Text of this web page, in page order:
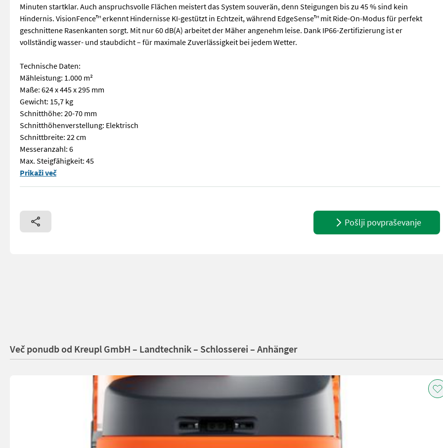
Minuten startklar. Auch anspruchsvolle Flächen meistert das System souverän, denn Steigungen bis zu 45 % sind kein
Hindernis. VisionFence™ erkennt Hindernisse KI-gestützt in Echtzeit, während EdgeSense™ mit Ride-On-Modus für perfekt
geschnittene Rasenkanten sorgt. Mit nur 60 dB(A) arbeitet der Mäher angenehm leise. Dank IP66-Zertifizierung ist er
vollständig wasser- und staubdicht – für maximale Zuverlässigkeit bei jedem Wetter.
Technische Daten:
Mähleistung: 1.000 m²
Maße: 624 x 445 x 295 mm
Gewicht: 15,7 kg
Schnitthöhe: 20-70 mm
Schnitthöhenverstellung: Elektrisch
Schnittbreite: 22 cm
Messeranzahl: 6
Max. Steigfähigkeit: 45
Modernste Navigationstechnologie trifft auf kompromisslose Mähleistung: Durch die Kombination aus LiDAR, Netzwerk-RTK
Prikaži več
Pošlji povpraševanje
Več ponudb od Kreupl GmbH – Landtechnik – Schlosserei – Anhänger